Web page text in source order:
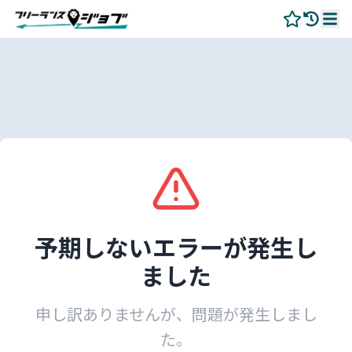
予期しないエラーが発生し
ました
申し訳ありませんが、問題が発生しまし
た。